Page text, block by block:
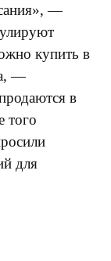
—
купить в
—
в
того
для